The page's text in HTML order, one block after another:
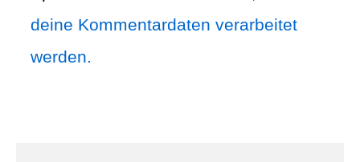
deine Kommentardaten verarbeitet
werden.